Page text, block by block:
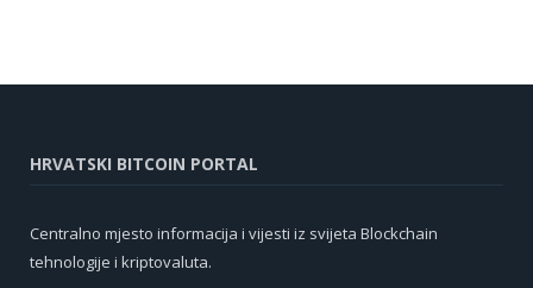
HRVATSKI BITCOIN PORTAL
Centralno mjesto informacija i vijesti iz svijeta Blockchain
tehnologije i kriptovaluta.